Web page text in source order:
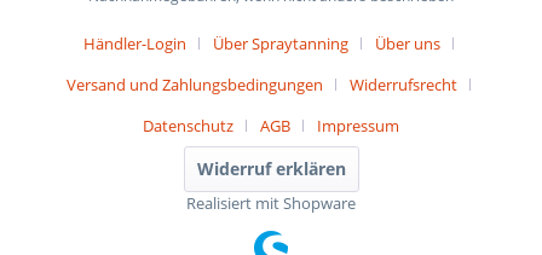
Händler-Login Über Spraytanning
Über uns
Versand und Zahlungsbedingungen
Widerrufsrecht
Datenschutz
AGB Impressum
Widerruf erklären
Realisiert mit Shopware